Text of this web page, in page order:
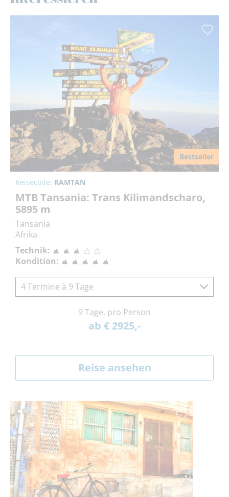
Bestseller
Reisecode: RAMTAN
MTB Tansania: Trans Kilimandscharo,
5895 m
Tansania
Afrika
Technik:
Kondition:
4 Termine à 9 Tage
9 Tage, pro Person
ab € 2925,-
Reise ansehen